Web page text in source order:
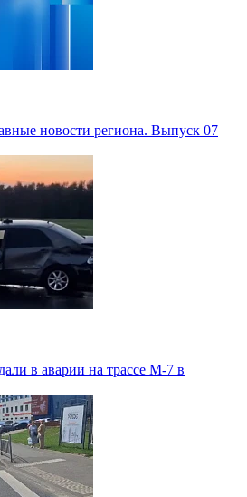
новости региона. Выпуск 07
в аварии на трассе М-7 в